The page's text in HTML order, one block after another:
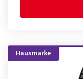
Hausmarke